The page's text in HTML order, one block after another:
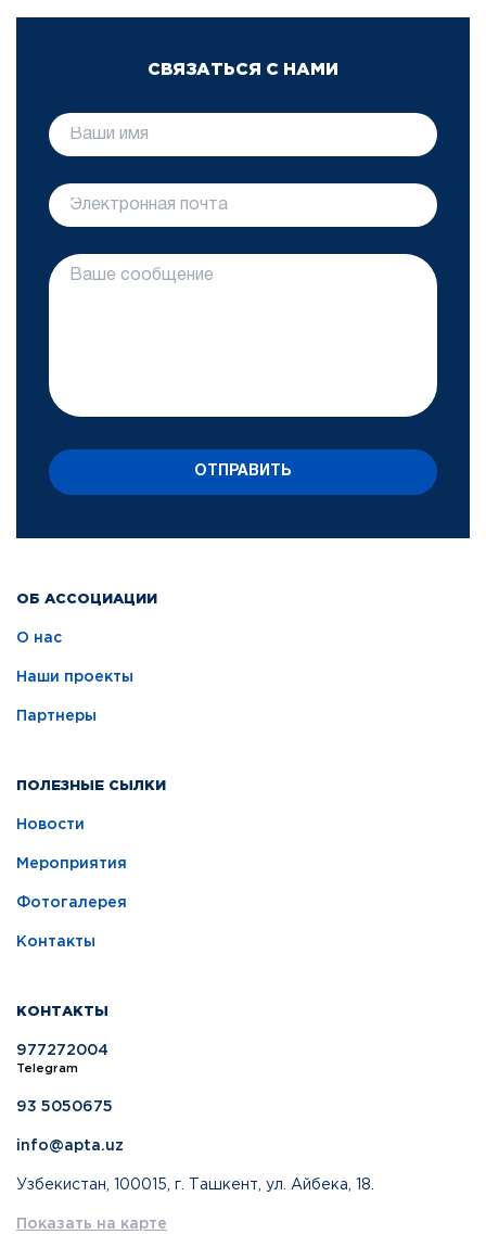
ОБ АССОЦИАЦИИ
О нас
Наши проекты
Партнеры
ПОЛЕЗНЫЕ СЫЛКИ
Новости
Мероприятия
Фотогалерея
Контакты
КОНТАКТЫ
977272004
Telegram
93 5050675
info@apta.uz
Узбекистан, 100015, г. Ташкент, ул. Айбека, 18.
Показать на карте
СВЯЗАТЬСЯ С НАМИ
ОТПРАВИТЬ